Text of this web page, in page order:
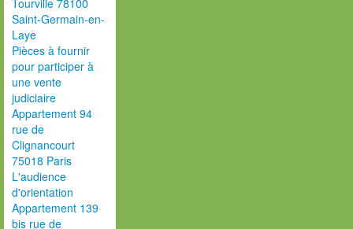
Tourville 78100
Saint-Germain-en-
Laye
Pièces à fournir
pour participer à
une vente
judiciaire
Appartement 94
rue de
Clignancourt
75018 Paris
L'audience
d'orientation
Appartement 139
bis rue de